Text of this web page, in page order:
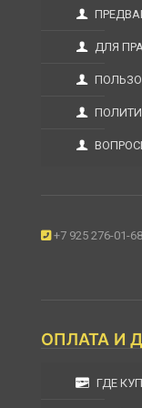
ДЛЯ
+7 925 276-01-68
ОПЛАТА И
ГДЕ